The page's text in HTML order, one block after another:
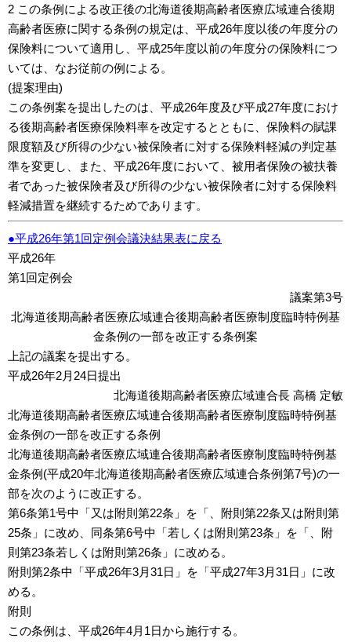
2 この条例による改正後の北海道後期高齢者医療広域連合後期
高齢者医療に関する条例の規定は、平成26年度以後の年度分の
保険料について適用し、平成25年度以前の年度分の保険料につ
いては、なお従前の例による。
(提案理由)
この条例案を提出したのは、平成26年度及び平成27年度におけ
る後期高齢者医療保険料率を改定するとともに、保険料の賦課
限度額及び所得の少ない被保険者に対する保険料軽減の判定基
準を変更し、また、平成26年度において、被用者保険の被扶養
者であった被保険者及び所得の少ない被保険者に対する保険料
軽減措置を継続するためであります。
●平成26年第1回定例会議決結果表に戻る
平成26年
第1回定例会
議案第3号
北海道後期高齢者医療広域連合後期高齢者医療制度臨時特例基
金条例の一部を改正する条例案
上記の議案を提出する。
平成26年2月24日提出
北海道後期高齢者医療広域連合長 高橋 定敏
北海道後期高齢者医療広域連合後期高齢者医療制度臨時特例基
金条例の一部を改正する条例
北海道後期高齢者医療広域連合後期高齢者医療制度臨時特例基
金条例(平成20年北海道後期高齢者医療広域連合条例第7号)の一
部を次のように改正する。
第6条第1号中「又は附則第22条」を「、附則第22条又は附則第
25条」に改め、同条第6号中「若しくは附則第23条」を「、附
則第23条若しくは附則第26条」に改める。
附則第2条中「平成26年3月31日」を「平成27年3月31日」に改
める。
附則
この条例は、平成26年4月1日から施行する。